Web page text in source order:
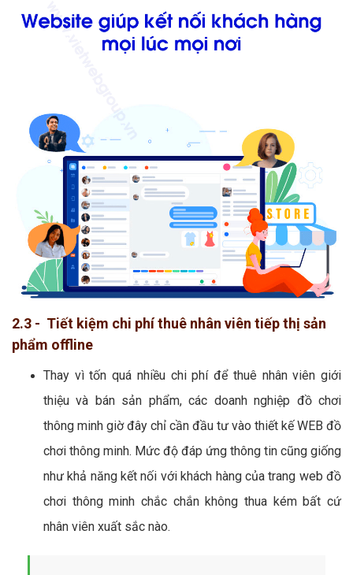
2.3 - Tiết kiệm chi phí thuê nhân viên tiếp thị sản
phẩm offline
Thay vì tốn quá nhiều chi phí để thuê nhân viên giới
thiệu và bán sản phẩm, các doanh nghiệp đồ chơi
thông minh giờ đây chỉ cần đầu tư vào thiết kế WEB đồ
chơi thông minh. Mức độ đáp ứng thông tin cũng giống
như khả năng kết nối với khách hàng của trang web đồ
chơi thông minh chắc chắn không thua kém bất cứ
nhân viên xuất sắc nào.